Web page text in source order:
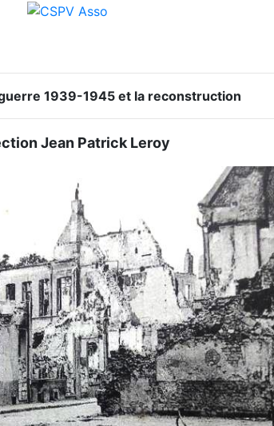
1939-1945 et la reconstruction
Jean Patrick Leroy